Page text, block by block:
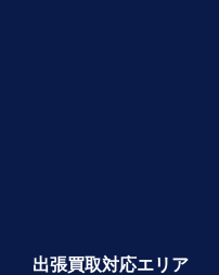
出張買取対応エリア